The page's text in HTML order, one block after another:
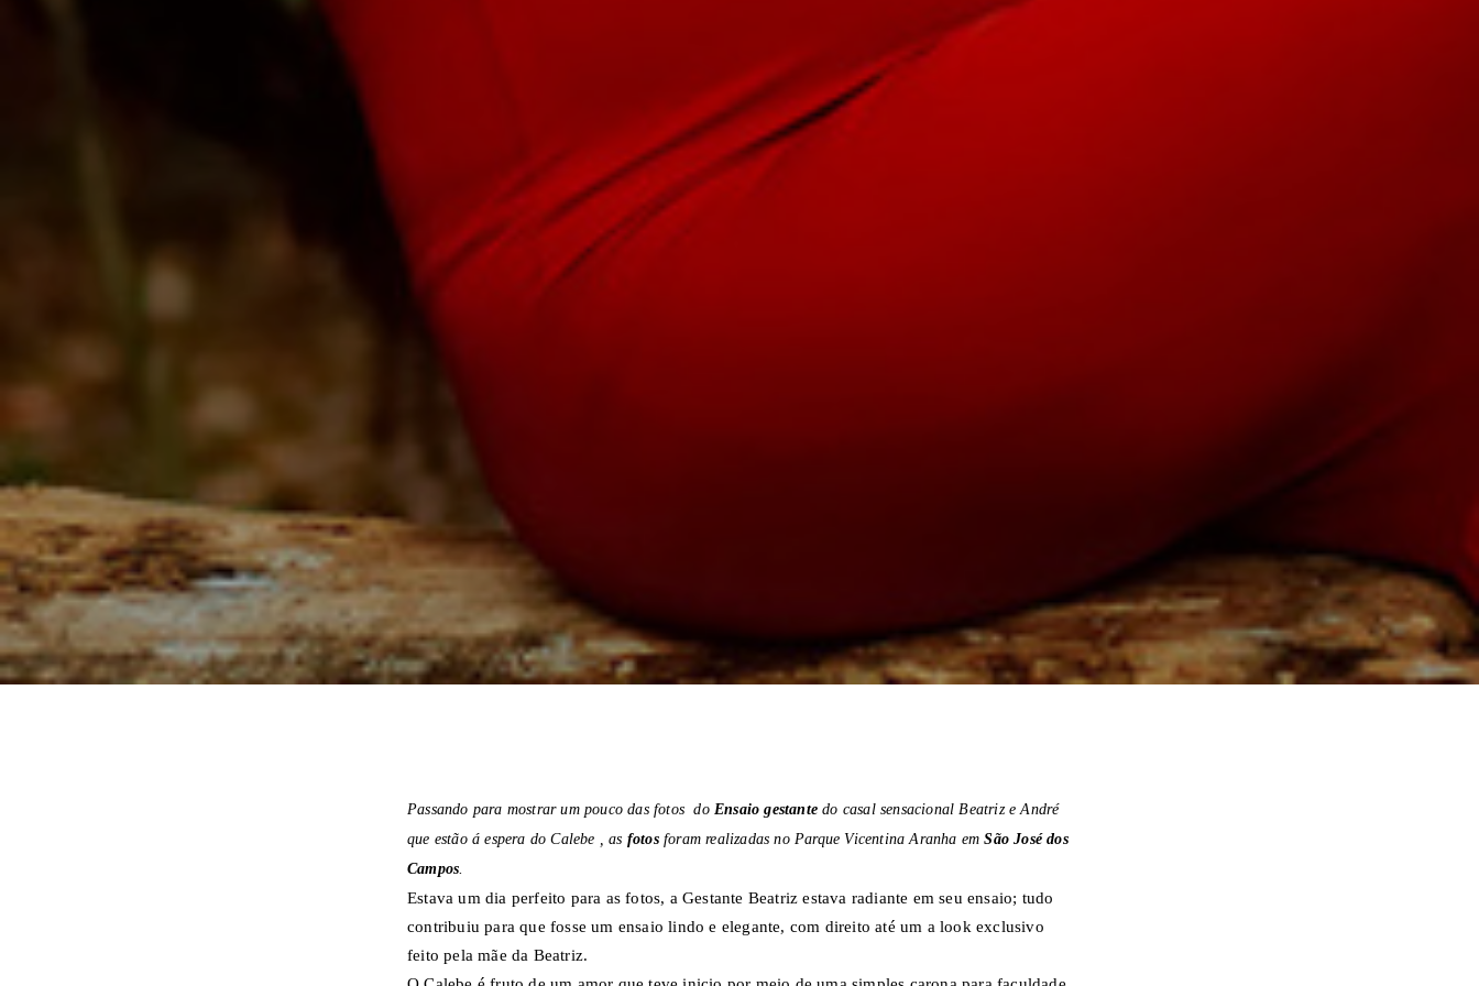
Passando para mostrar um pouco das fotos do Ensaio gestantedo casal sensacional Beatriz e André
que estão á espera do Calebe , as fotosforam realizadas no Parque Vicentina Aranha emSão José dos
Campos
Estava um dia perfeito para as fotos, a Gestante Beatriz estava radiante em seu ensaio; tudo
contribuiu para que fosse um ensaio lindo e elegante, com direito até um a look exclusivo
feito pela mãe da Beatriz.